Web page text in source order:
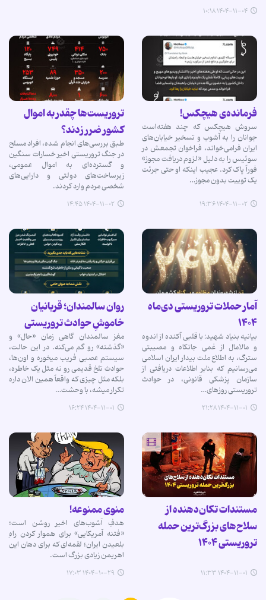
۱۴۰۴-۱۱-۰۴ ۱۰:۱۸
فرمانده‌ی هیچکس!
سروش هیچکس که چند هفته‌است
جوانان را به آشوب و تسخیر خیابان‌های
ایران فرامی‌خواند، فراخوان تجمعش در
سوئیس را به دلیل «لزوم دریافت مجوز»
فوراً پاک کرد. عجیب اینکه او حتی جرئت
یک توییت بدون مجوز…
۱۴۰۴-۱۱-۰۲ ۱۹:۳۶
تروریست‌ها چقدر به اموال
کشور ضرر زدند؟‌
طبق بررسی‌های انجام شده، افراد مسلح
در جنگ تروریستی اخیر خسارات سنگین
و گسترده‌ای به اموال عمومی،
زیرساخت‌های دولتی و دارایی‌های
شخصی مردم وارد کردند.
۱۴۰۴-۱۱-۰۲ ۱۴:۴۵
آمار حملات تروریستی دی‌ماه
۱۴۰۴
بیانیه بنیاد شهید: با قلبی آکنده از اندوه
و مالامال از غمی جانکاه و مصیبتی
سترگ، به اطلاع ملت بیدار ایران اسلامی
می‌رسانیم که بنابر اطلاعات دریافتی از
سازمان پزشکی قانونی، در حوادث
تروریستی روزهای…
۱۴۰۴-۱۱-۰۱ ۲۱:۲۸
روان سالمندان؛ قربانیان
خاموشِ حوادث تروریستی
مغز سالمندان گاهی زمان «حال» و
«گذشته» رو گم می‌کنه. در این حالت،
سیستم عصبی فریب میخوره و اون‌ها،
حوادث تلخ قدیمی رو نه مثل یک خاطره،
بلکه مثل چیزی که واقعاً همین الان داره
تکرار میشه، با وحشت…
۱۴۰۴-۱۱-۰۱ ۱۶:۲۴
مستندات تکان‌دهنده از
سلاح‌های بزرگ‌ترین حمله
تروریستی ۱۴۰۴
۱۴۰۴-۱۱-۰۱ ۱۱:۳۳
منوی ممنوعه!
هدفِ آشوب‌های اخیر روشن است؛
«فتنه آمریکایی» برای هموار کردن راهِ
بلعیدن ایران؛ لقمه‌ای که برای دهان این
اهریمن زیادی بزرگ است.
۱۴۰۴-۱۰-۲۹ ۱۷:۰۳